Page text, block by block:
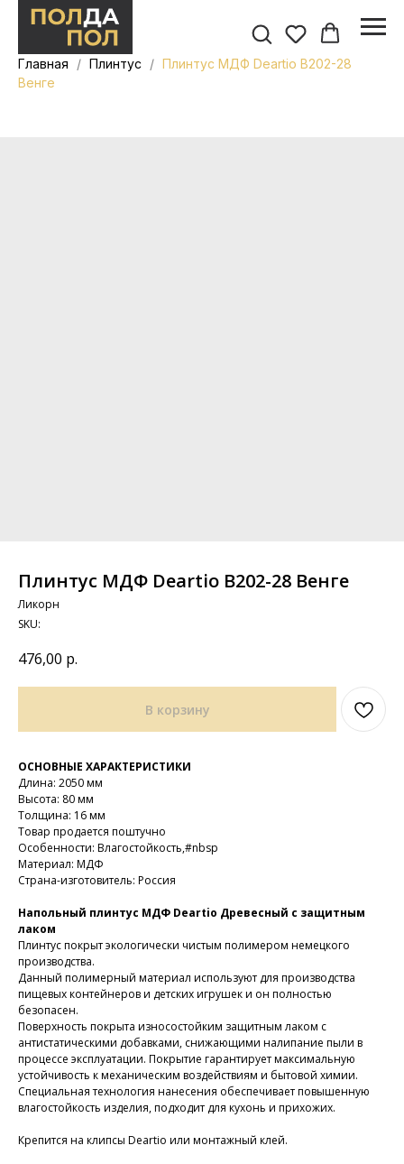
Главная Плинтус
Плинтус МДФ Deartio B202-28
Венге
Плинтус МДФ Deartio B202-28 Венге
Ликорн
SKU:
476,00 р.
В корзину
ОСНОВНЫЕ ХАРАКТЕРИСТИКИ
Длина: 2050 мм
Высота: 80 мм
Толщина: 16 мм
Товар продается поштучно
Особенности: Влагостойкость,#nbsp
Материал: МДФ
Страна-изготовитель: Россия
Напольный плинтус МДФ Deartio Древесный с защитным
лаком
Плинтус покрыт экологически чистым полимером немецкого
производства.
Данный полимерный материал используют для производства
пищевых контейнеров и детских игрушек и он полностью
безопасен.
Поверхность покрыта износостойким защитным лаком с
антистатическими добавками, снижающими налипание пыли в
процессе эксплуатации. Покрытие гарантирует максимальную
устойчивость к механическим воздействиям и бытовой химии.
Специальная технология нанесения обеспечивает повышенную
влагостойкость изделия, подходит для кухонь и прихожих.
Крепится на клипсы Deartio или монтажный клей.